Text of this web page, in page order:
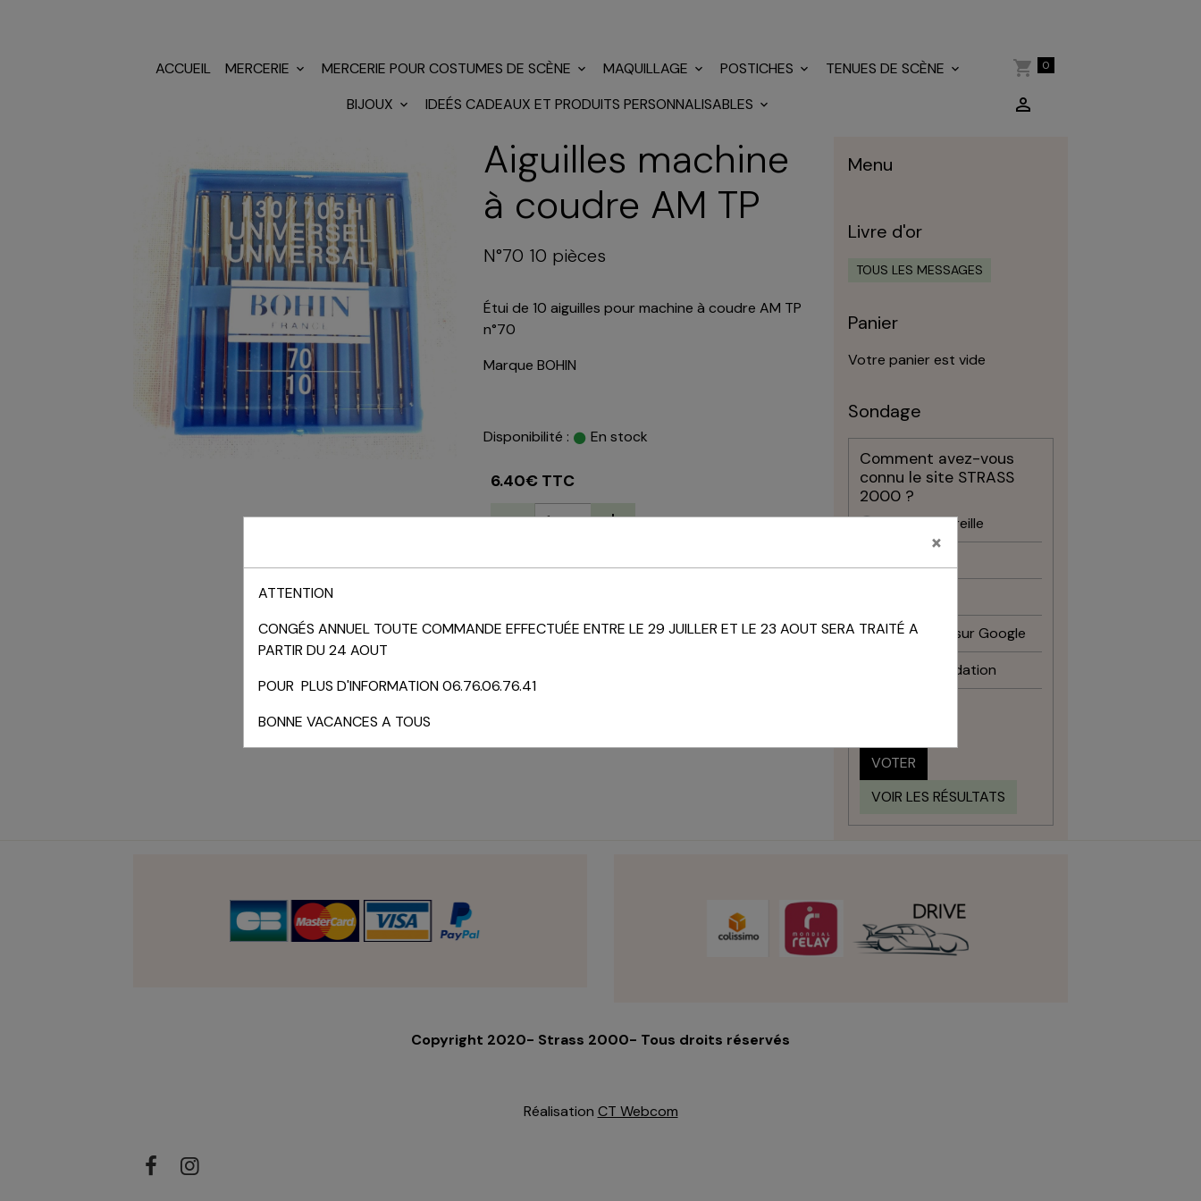
ACCUEIL MERCERIE MERCERIE POUR COSTUMES DE SCÈNE MAQUILLAGE POSTICHES
TENUES DE SCÈNE
BIJOUX
IDEÉS CADEAUX ET PRODUITS PERSONNALISABLES
0
Aiguilles machine
à coudre AM TP
N°70 10 pièces
Étui de 10 aiguilles pour machine à coudre AM TP
n°70
Marque BOHIN
Disponibilité : En stock
6.40€ TTC
AJOUTER AU PANIER
État du produit :
Menu
Livre d'or
TOUS LES MESSAGES
Panier
Votre panier est vide
Sondage
Comment avez-vous
connu le site STRASS
2000 ?
Bouche à oreille
Recherche sur Google
Recommandation
VOTER
VOIR LES RÉSULTATS
Copyright 2020- Strass 2000- Tous droits réservés
Réalisation CT Webcom
×
ATTENTION
CONGÉS ANNUEL TOUTE COMMANDE EFFECTUÉE ENTRE LE 29 JUILLER ET LE 23 AOUT SERA TRAITÉ A
PARTIR DU 24 AOUT
POUR PLUS D'INFORMATION 06.76.06.76.41
BONNE VACANCES A TOUS